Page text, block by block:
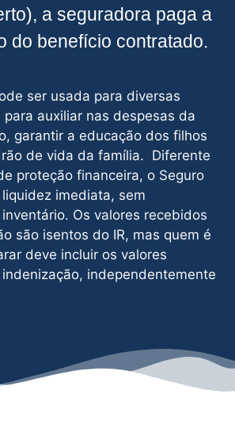
a seguradora paga a
do benefício contratado.
ser usada para diversas
auxiliar nas despesas da
garantir a educação dos filhos
de vida da família. Diferente
proteção financeira, o Seguro
imediata, sem
Os valores recebidos
são isentos do IR, mas quem é
deve incluir os valores
independentemente